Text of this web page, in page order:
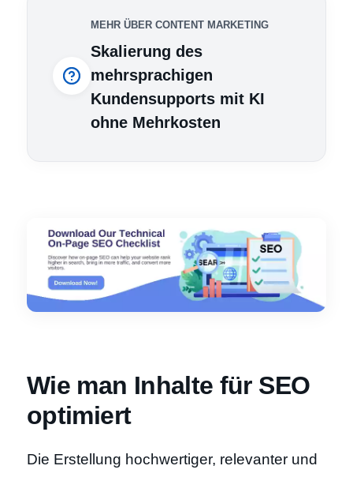
MEHR ÜBER CONTENT MARKETING
Skalierung des
mehrsprachigen
Kundensupports mit KI
ohne Mehrkosten
Wie man Inhalte für SEO
optimiert
Die Erstellung hochwertiger, relevanter und